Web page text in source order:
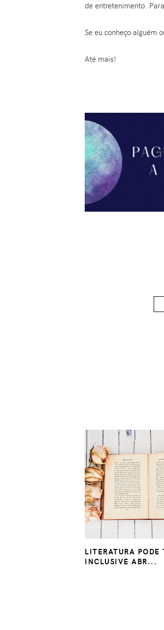
de entretenimento.
Se eu conheço alguém
Até mais!
LITERATURA PODE
INCLUSIVE ABR...